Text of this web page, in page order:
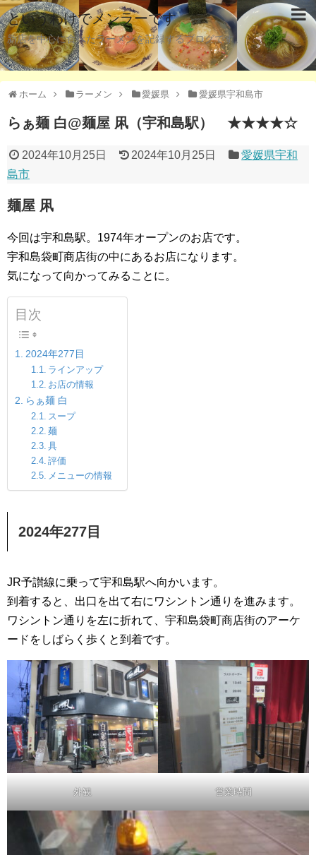
というわけでメンラーです
新店を中心に食べたラーメンを記録するブログです。
ホーム ラーメン 愛媛県 愛媛県宇和島市
らぁ麺 白@麺屋 凩（宇和島駅） ★★★★☆
2024年10月25日 2024年10月25日
愛媛県宇和
島市
麺屋 凩
今回は宇和島駅。1974年オープンのお店です。
宇和島袋町商店街の中にあるお店になります。
気になって向かってみることに。
目次
2024年277目
ラインアップ
お店の情報
らぁ麺 白
スープ
麺
具
評価
メニューの情報
2024年277目
JR予讃線に乗って宇和島駅へ向かいます。
到着すると、出口を出て右にワシントン通りを進みます。
ワシントン通りを左に折れて、宇和島袋町商店街のアーケ
ードをしばらく歩くと到着です。
外観 営業時間